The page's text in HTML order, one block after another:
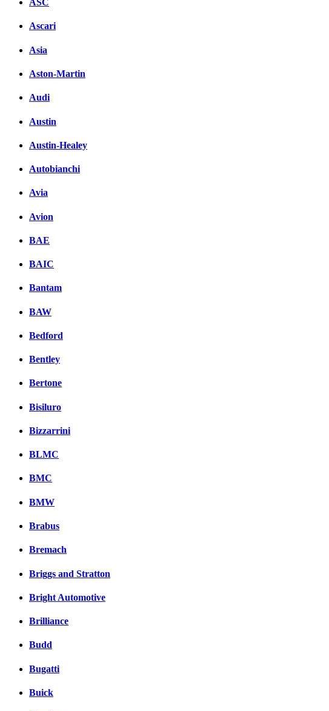
ASC
Ascari
Asia
Aston-Martin
Audi
Austin
Austin-Healey
Autobianchi
Avia
Avion
BAE
BAIC
Bantam
BAW
Bedford
Bentley
Bertone
Bisiluro
Bizzarrini
BLMC
BMC
BMW
Brabus
Bremach
Briggs and Stratton
Bright Automotive
Brilliance
Budd
Bugatti
Buick